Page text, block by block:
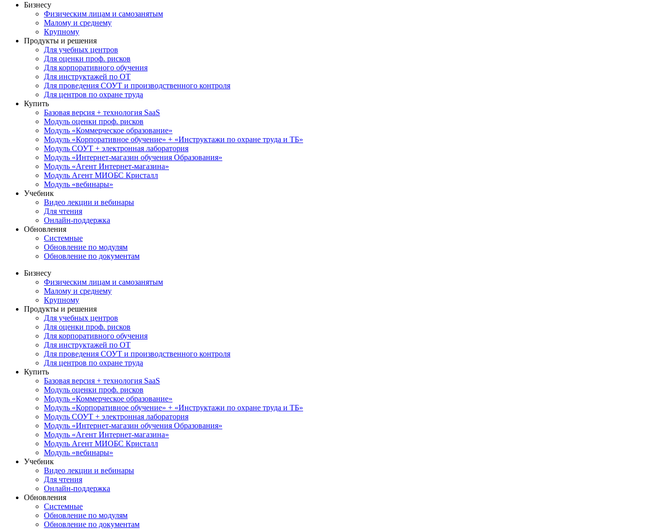
Бизнесу
Физическим лицам и самозанятым
Малому и среднему
Крупному
Продукты и решения
Для учебных центров
Для оценки проф. рисков
Для корпоративного обучения
Для инструктажей по ОТ
Для проведения СОУТ и производственного контроля
Для центров по охране труда
Купить
Базовая версия + технология SaaS
Модуль оценки проф. рисков
Модуль «Коммерческое образование»
Модуль «Корпоративное обучение» + «Инструктажи по охране труда и ТБ»
Модуль СОУТ + электронная лаборатория
Модуль «Интернет-магазин обучения Образования»
Модуль «Агент Интернет-магазина»
Модуль Агент МИОБС Кристалл
Модуль «вебинары»
Учебник
Видео лекции и вебинары
Для чтения
Онлайн-поддержка
Обновления
Системные
Обновление по модулям
Обновление по документам
Бизнесу
Физическим лицам и самозанятым
Малому и среднему
Крупному
Продукты и решения
Для учебных центров
Для оценки проф. рисков
Для корпоративного обучения
Для инструктажей по ОТ
Для проведения СОУТ и производственного контроля
Для центров по охране труда
Купить
Базовая версия + технология SaaS
Модуль оценки проф. рисков
Модуль «Коммерческое образование»
Модуль «Корпоративное обучение» + «Инструктажи по охране труда и ТБ»
Модуль СОУТ + электронная лаборатория
Модуль «Интернет-магазин обучения Образования»
Модуль «Агент Интернет-магазина»
Модуль Агент МИОБС Кристалл
Модуль «вебинары»
Учебник
Видео лекции и вебинары
Для чтения
Онлайн-поддержка
Обновления
Системные
Обновление по модулям
Обновление по документам